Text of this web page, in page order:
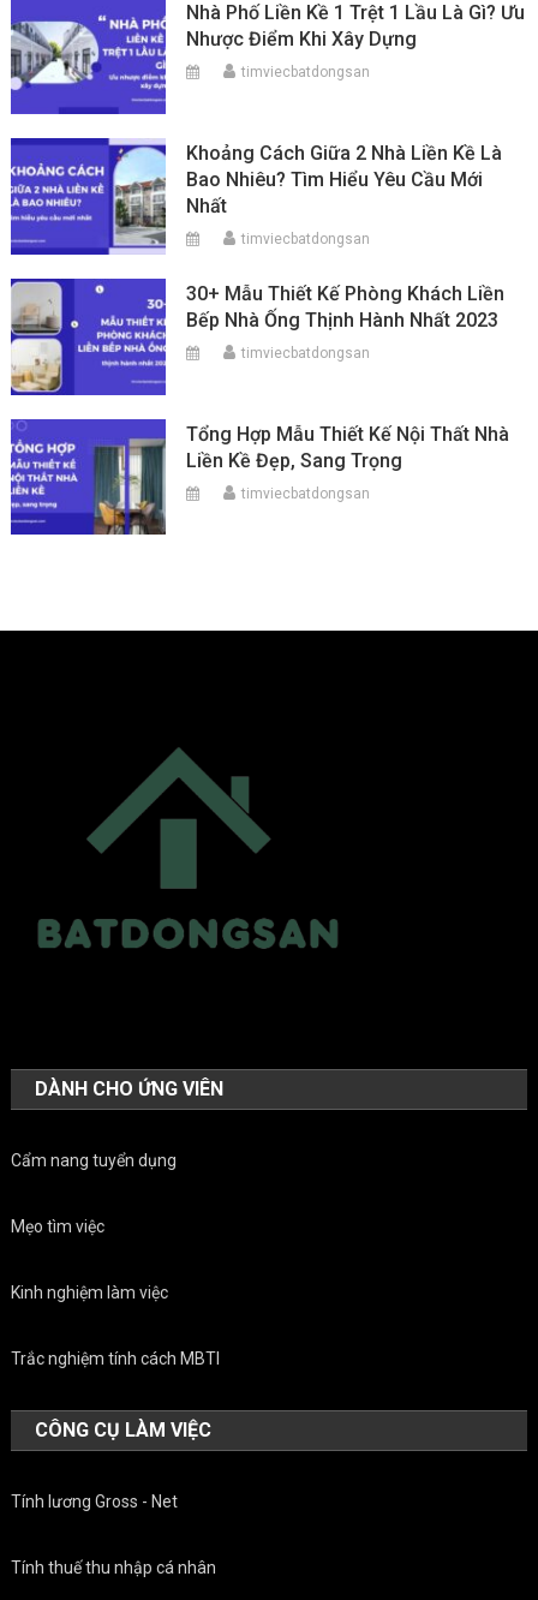
Nhà Phố Liền Kề 1 Trệt 1 Lầu Là Gì? Ưu
Nhược Điểm Khi Xây Dựng
timviecbatdongsan
Khoảng Cách Giữa 2 Nhà Liền Kề Là
Bao Nhiêu? Tìm Hiểu Yêu Cầu Mới
Nhất
timviecbatdongsan
30+ Mẫu Thiết Kế Phòng Khách Liền
Bếp Nhà Ống Thịnh Hành Nhất 2023
timviecbatdongsan
Tổng Hợp Mẫu Thiết Kế Nội Thất Nhà
Liền Kề Đẹp, Sang Trọng
timviecbatdongsan
DÀNH CHO ỨNG VIÊN
Cẩm nang tuyển dụng
Mẹo tìm việc
Kinh nghiệm làm việc
Trắc nghiệm tính cách MBTI
CÔNG CỤ LÀM VIỆC
Tính lương Gross - Net
Tính thuế thu nhập cá nhân